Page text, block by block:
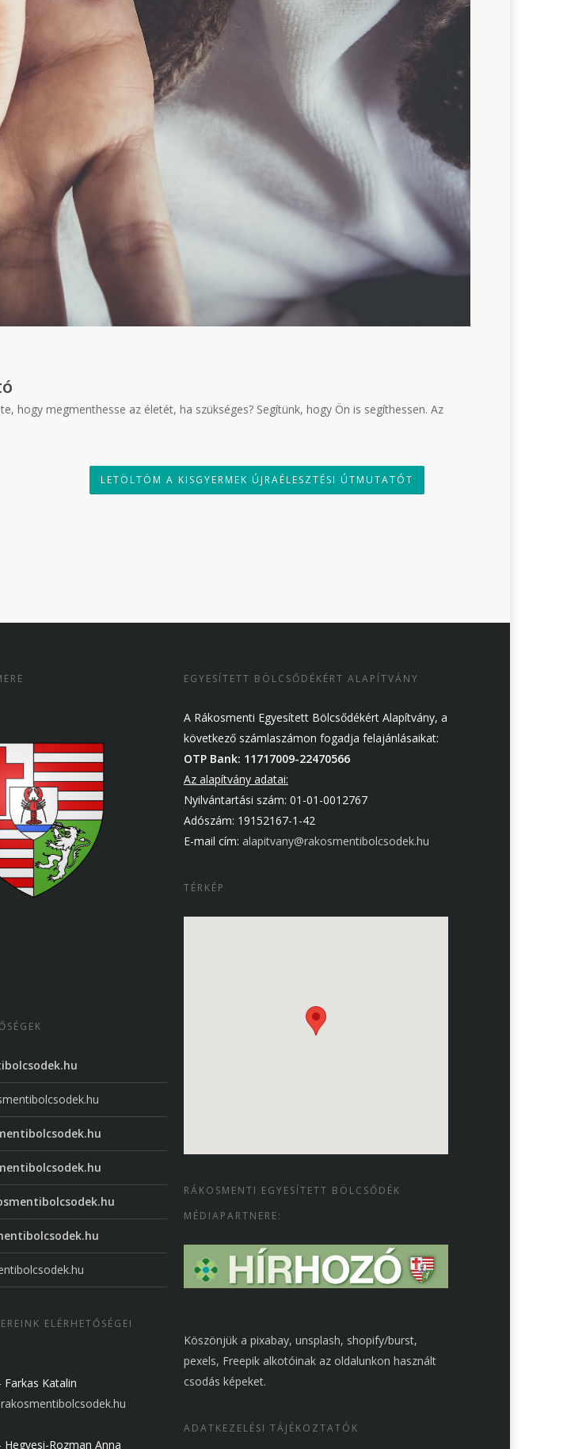
hogy megmenthesse az életét, ha szükséges? Segítünk, hogy Ön is segíthessen. Az
LETÖLTÖM A KISGYERMEK ÚJRAÉLESZTÉSI ÚTMUTATÓT
ELÉRHETŐSÉGEI
Katalin
Rozman Anna
EGYESÍTETT BÖLCSŐDÉKÉRT ALAPÍTVÁNY
A Rákosmenti Egyesített Bölcsődékért Alapítvány, a
következő számlaszámon fogadja felajánlásaikat:
OTP Bank: 11717009-22470566
Az alapítvány adatai:
Nyilvántartási szám: 01-01-0012767
Adószám: 19152167-1-42
E-mail cím: alapitvany@rakosmentibolcsodek.hu
TÉRKÉP
RÁKOSMENTI EGYESÍTETT BÖLCSŐDÉK
MÉDIAPARTNERE:
Köszönjük a pixabay, unsplash, shopify/burst,
pexels, Freepik alkotóinak az oldalunkon használt
csodás képeket.
ADATKEZELÉSI TÁJÉKOZTATÓK